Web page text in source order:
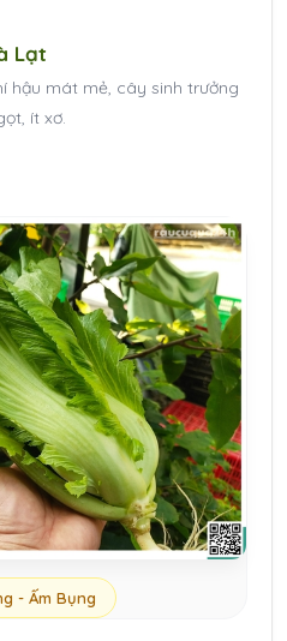
Lạt
hậu mát mẻ, cây sinh trưởng
ít xơ.
- Ấm Bụng